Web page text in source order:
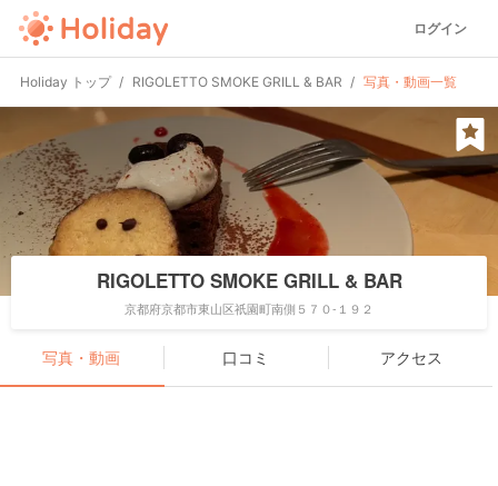
ログイン
Holiday トップ RIGOLETTO SMOKE GRILL & BAR 写真・動画一覧
RIGOLETTO SMOKE GRILL & BAR
京都府京都市東山区祇園町南側５７０-１９２
写真・動画 口コミ アクセス